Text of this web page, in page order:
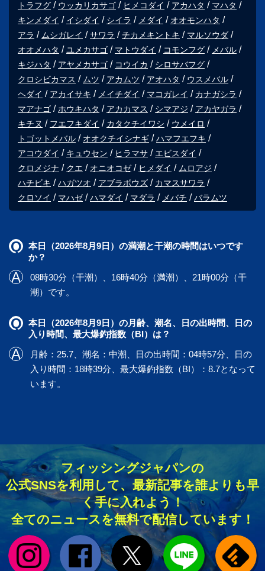
トラフグ ウッカリカサゴ ヒメコダイ アカハタ
マハタ
キンメダイ
イシダイ シイラ メダイ
オオモンハタ
アラ
ムシガレイ サワラ チカメキントキ
マルソウダ
オオメハタ
ユメカサゴ マトウダイ コモンフグ
メバル
キジハタ
アヤメカサゴ コウイカ
シロサバフグ
クロシビカマス
ムツ アカムツ アオハタ
ウスメバル
ヘダイ
アカイサキ メイチダイ マコガレイ
カナガシラ
マアナゴ
ホウキハタ アカカマス シマアジ
アカヤガラ
キチヌ
フエフキダイ カタクチイワシ
ウメイロ
トゴットメバル
オオクチイシナギ
ハマフエフキ
アコウダイ
キュウセン ヒラマサ
エビスダイ
クロメジナ
クエ オニオコゼ ヒメダイ
ムロアジ
ハチビキ
ハガツオ アブラボウズ
カマスサワラ
クロソイ
マハゼ ハマダイ マダラ メバチ バラムツ
本日（2026年8月9日）の満潮と干潮の時間はいつです
か？
08時30分（干潮）、16時40分（満潮）、21時00分（干
潮）です。
本日（2026年8月9日）の月齢、潮名、日の出時間、日の
入り時間、最大爆釣指数（BI）は？
月齢：25.7、潮名：中潮、日の出時間：04時57分、日の
入り時間：18時39分、最大爆釣指数（BI）：8.7となって
います。
フィッシングジャパンの
公式SNSを利用して、最新記事を誰よりも早
く手に入れよう！
全てのニュースを無料で配信しています！